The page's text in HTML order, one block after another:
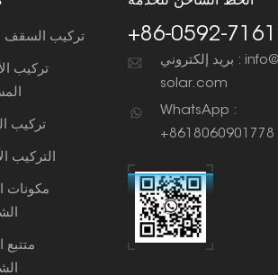
تركيب السقف
تركيب
تركيب
التركيب
مكونات
متتبع
+86-0592-
بريد إلكتروني : info@sic-
solar.com
WhatsApp :
+8618060901778